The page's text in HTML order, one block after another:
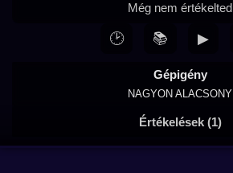
Gépigény
NAGYON ALACSONY
Értékelések (1)
Még nem értékelted
🕑 📚 ▶